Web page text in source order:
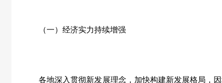
（一）经济实力持续增强
各地深入贯彻新发展理念，加快构建新发展格局，因